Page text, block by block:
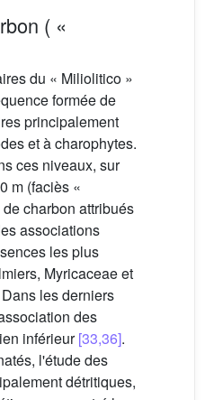
( «
du « Miliolitico »
formée de
principalement
et à charophytes.
ces niveaux, sur
m (faciès «
charbon attribués
associations
les plus
Myricaceae et
les derniers
des
inférieur[33,36].
l'étude des
détritiques,